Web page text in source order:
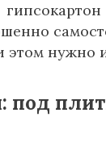
этом нужно
под